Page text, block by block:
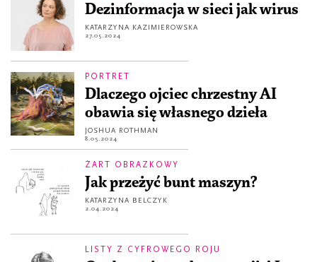
Dezinformacja w sieci jak wirus
KATARZYNA KAZIMIEROWSKA
27.05.2024
PORTRET
Dlaczego ojciec chrzestny AI
obawia się własnego dzieła
JOSHUA ROTHMAN
8.05.2024
ŻART OBRAZKOWY
Jak przeżyć bunt maszyn?
KATARZYNA BELCZYK
2.04.2024
LISTY Z CYFROWEGO ROJU